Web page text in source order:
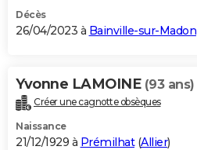
Décès
26/04/2023 à Bainville-sur-Madon
Yvonne LAMOINE (93 ans)
Créer une cagnotte obsèques
Naissance
21/12/1929 à Prémilhat(Allier)